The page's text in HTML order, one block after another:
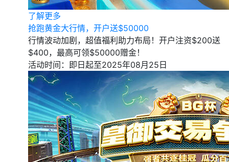
了解更多
抢跑黄金大行情，开户送$50000
行情波动加剧，超值福利助力布局！开户注资$200送
$400，最高可领$50000赠金！
活动时间：即日起至2025年08月25日